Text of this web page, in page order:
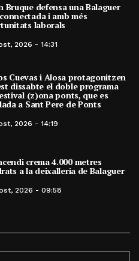
Bruque defensa una Balaguer
i amb més
laborals
2026 - 14:31
Cuevas i Alosa protagonitzen
dissabte el doble programa
(z)ona ponts, que es
a Sant Pere de Ponts
2026 - 14:19
crema 4.000 metres
a la deixalleria de Balaguer
2026 - 09:58